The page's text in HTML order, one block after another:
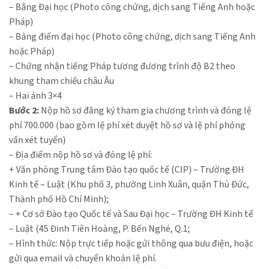
– Bằng Đại học (Photo công chứng, dịch sang Tiếng Anh hoặc
Pháp)
– Bảng điểm đại học (Photo công chứng, dịch sang Tiếng Anh
hoặc Pháp)
– Chứng nhận tiếng Pháp tương đương trình độ B2 theo
khung tham chiếu châu Âu
– Hai ảnh 3×4
Bước 2:Nộp hồ sơ đăng ký tham gia chương trình và đóng lệ
phí 700.000 (bao gồm lệ phí xét duyệt hồ sơ và lệ phí phỏng
vấn xét tuyển)
– Địa điểm nộp hồ sơ và đóng lệ phí:
+ Văn phòng Trung tâm Đào tạo quốc tế (CIP) – Trường ĐH
Kinh tế – Luật (Khu phố 3, phường Linh Xuân, quận Thủ Đức,
Thành phố Hồ Chí Minh);
– + Cơ sở Đào tạo Quốc tế và Sau Đại học – Trường ĐH Kinh tế
– Luật (45 Đinh Tiên Hoàng, P. Bến Nghé, Q.1;
– Hình thức: Nộp trực tiếp hoặc gửi thông qua bưu điện, hoặc
gửi qua email và chuyển khoản lệ phí.